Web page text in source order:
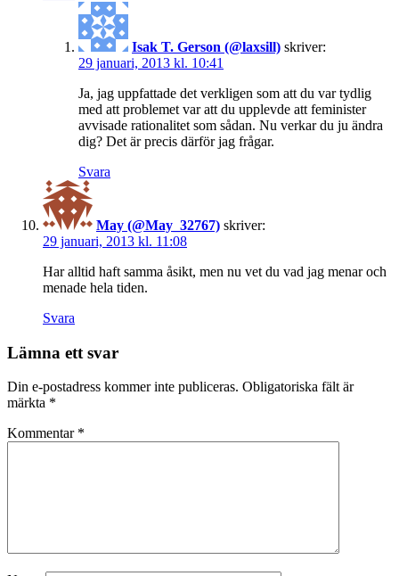
Isak T. Gerson (@laxsill) skriver:
29 januari, 2013 kl. 10:41
Ja, jag uppfattade det verkligen som att du var tydlig
med att problemet var att du upplevde att feminister
avvisade rationalitet som sådan. Nu verkar du ju ändra
dig? Det är precis därför jag frågar.
Svara
May (@May_32767) skriver:
29 januari, 2013 kl. 11:08
Har alltid haft samma åsikt, men nu vet du vad jag menar och
menade hela tiden.
Svara
Lämna ett svar
Din e-postadress kommer inte publiceras. Obligatoriska fält är
märkta *
Kommentar *